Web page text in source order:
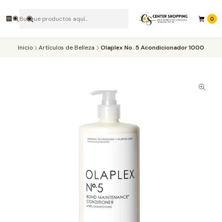
0
Inicio Artículos de Belleza Olaplex No. 5 Acondicionador 1000